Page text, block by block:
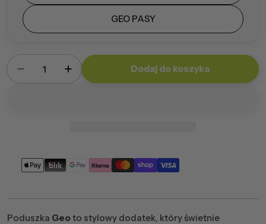
GEO PASY
Ilość
Zmniejsz ilość dla Poduszka Geo 50x50 cm
Zwiększ ilość dla Poduszka Geo
Dodaj do koszyka
Metody
Poduszka Geoto stylowy dodatek, który świetnie